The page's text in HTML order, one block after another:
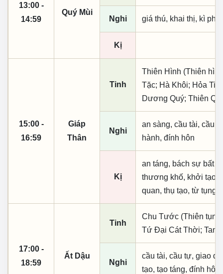
13:00 -
14:59
Quý Mùi
Nghi giá thú, khai thị, kì
Kị
15:00 -
16:59
Giáp
Thân
Tinh
Thiên Hình (Thiên
Tặc; Hà Khôi; Hỏa
Dương Quý; Thiên
Nghi
an sàng, cầu tài, cầu
hành, đính hôn
Kị
an táng, bách sự bất
thương khố, khởi tạo,
quan, thụ tạo, từ tụng,
17:00 -
18:59
Ất Dậu
Tinh
Chu Tước (Thiên
Tứ Đại Cát Thời; Tam
Nghi
cầu tài, cầu tự, giao
tạo, tạo táng, đính hôn